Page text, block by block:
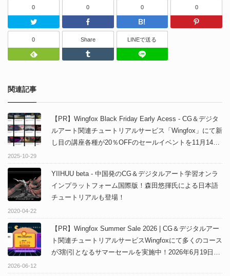
0
Twitter
0
Facebook
0
はてなブッ
0
0
Feedly
Share
Tumblr
LINEで送る
関連記事
【PR】Wingfox Black Friday Early Acess - CG＆デジタ
ルアート関連チュートリアルサービス「Wingfox」にて新
し目の講座各種が20％OFFのセールイベントを11月14日
2025-10-29
YIIHUU beta - 中国発のCG＆デジタルアート学習オンラ
インプラットフォーム国際版！森田悠揮氏による日本語
チュートリアルも登場！
2020-04-22
【PR】Wingfox Summer Sale 2026 | CG＆デジタルアー
ト関連チュートリアルサービスWingfoxにて多くのコース
が3割引となるサマーセールを実施中！2026年6月19日ま
2026-06-12